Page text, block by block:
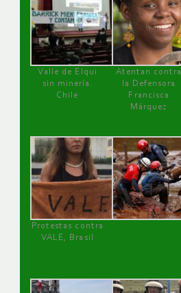
Valle de Elqui
sin minería.
Chile
Atentan contra
la Defensora
Francisca
Márquez
Protestas contra
VALE, Brasil